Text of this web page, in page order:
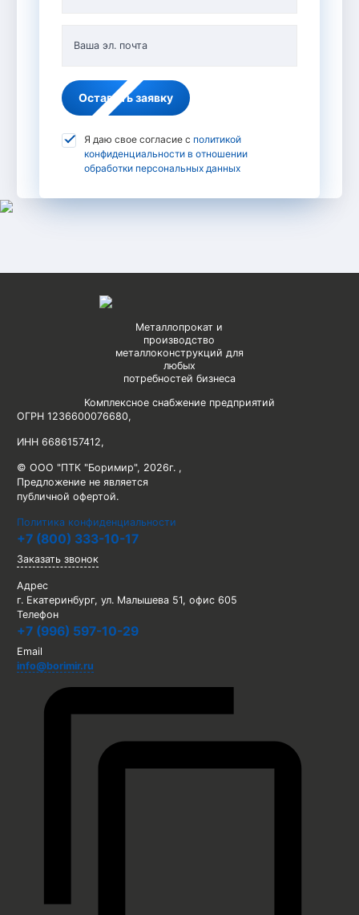
Ваша эл. почта
Оставить заявку
Я даю свое согласие с политикой
конфиденциальности в отношении
обработки персональных данных
Металлопрокат и
производство
металлоконструкций для
любых
потребностей бизнеса
Комплексное снабжение предприятий
ОГРН 1236600076680,
ИНН 6686157412,
© ООО "ПТК "Боримир", 2026г. ,
Предложение не является
публичной офертой.
Политика конфиденциальности
+7 (800) 333-10-17
Заказать звонок
Адрес
г. Екатеринбург, ул. Малышева 51, офис 605
Телефон
+7 (996) 597-10-29
Email
info@borimir.ru